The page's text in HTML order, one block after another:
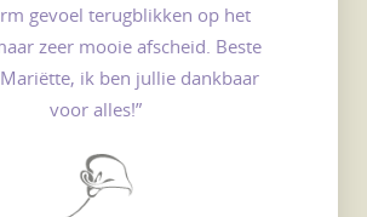
gevoel terugblikken op het
zeer mooie afscheid. Beste
ik ben jullie dankbaar
voor alles!”